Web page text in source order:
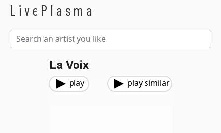
LivePlasma
La Voix
play play similar